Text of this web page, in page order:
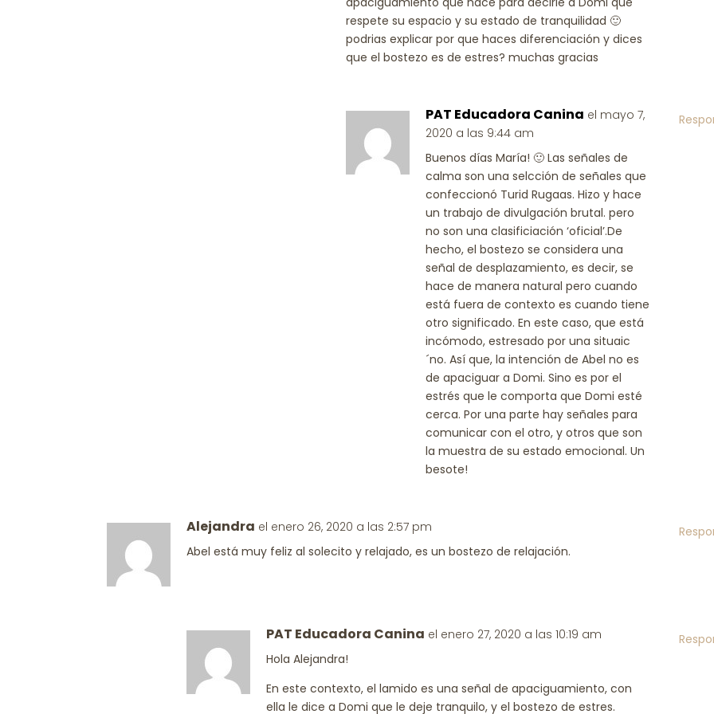
respete su espacio y su estado de tranquilidad 🙂
podrias explicar por que haces diferenciación y dices
que el bostezo es de estres? muchas gracias
PAT Educadora Canina el mayo 7,
2020 a las 9:44 am
Buenos días María! 🙂 Las señales de
calma son una selcción de señales que
confeccionó Turid Rugaas. Hizo y hace
un trabajo de divulgación brutal. pero
no son una clasificiación ‘oficial’.De
hecho, el bostezo se considera una
señal de desplazamiento, es decir, se
hace de manera natural pero cuando
está fuera de contexto es cuando tiene
otro significado. En este caso, que está
incómodo, estresado por una situaic
´no. Así que, la intención de Abel no es
de apaciguar a Domi. Sino es por el
estrés que le comporta que Domi esté
cerca. Por una parte hay señales para
comunicar con el otro, y otros que son
la muestra de su estado emocional. Un
besote!
Alejandra el enero 26, 2020 a las 2:57 pm
Abel está muy feliz al solecito y relajado, es un bostezo de relajación.
PAT Educadora Canina el enero 27, 2020 a las 10:19 am
Hola Alejandra!
En este contexto, el lamido es una señal de apaciguamiento, con
ella le dice a Domi que le deje tranquilo, y el bostezo de estres.